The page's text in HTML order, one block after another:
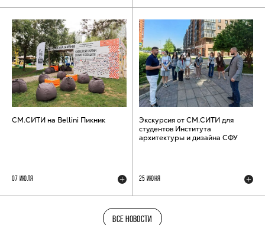
СМ.СИТИ на Bellini Пикник
07 ИЮЛЯ
Экскурсия от СМ.СИТИ для
студентов Института
архитектуры и дизайна СФУ
25 ИЮНЯ
ВСЕ НОВОСТИ